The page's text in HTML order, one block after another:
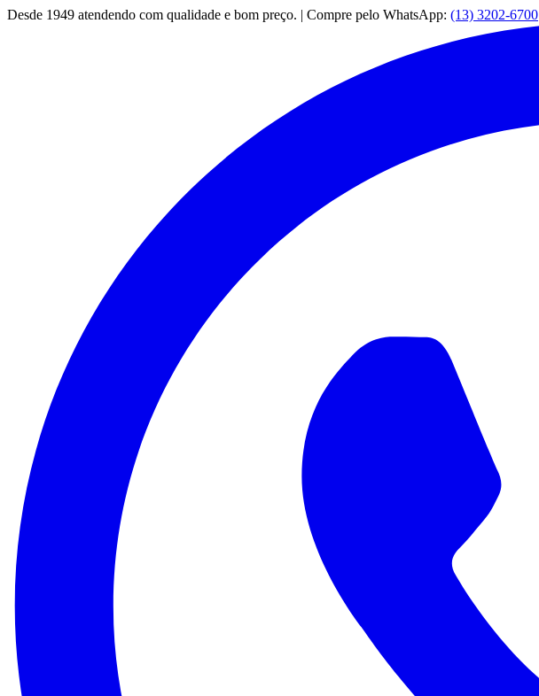
Desde 1949 atendendo com qualidade e bom preço. | Compre pelo WhatsApp: (13) 3202-6700